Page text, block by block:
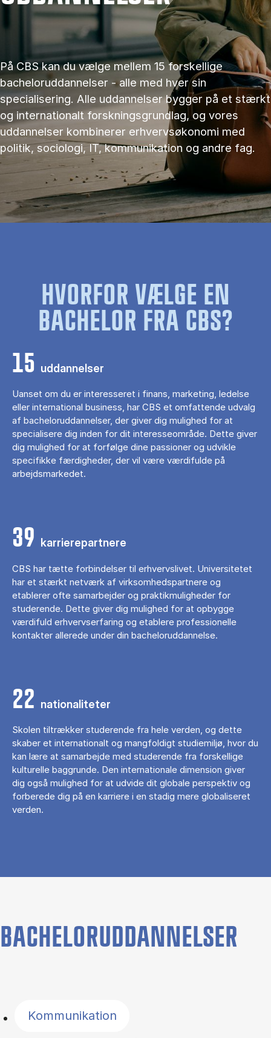
På CBS kan du vælge mellem 15 forskellige
bacheloruddannelser - alle med hver sin
specialisering. Alle uddannelser bygger på et stærkt
og internationalt forskningsgrundlag, og vores
uddannelser kombinerer erhvervsøkonomi med
politik, sociologi, IT, kommunikation og andre fag.
HVORFOR VÆLGE EN
BACHELOR FRA CBS?
15 uddannelser
Uanset om du er interesseret i finans, marketing, ledelse
eller international business, har CBS et omfattende udvalg
af bacheloruddannelser, der giver dig mulighed for at
specialisere dig inden for dit interesseområde. Dette giver
dig mulighed for at forfølge dine passioner og udvikle
specifikke færdigheder, der vil være værdifulde på
arbejdsmarkedet.
39 karrierepartnere
CBS har tætte forbindelser til erhvervslivet. Universitetet
har et stærkt netværk af virksomhedspartnere og
etablerer ofte samarbejder og praktikmuligheder for
studerende. Dette giver dig mulighed for at opbygge
værdifuld erhvervserfaring og etablere professionelle
kontakter allerede under din bacheloruddannelse.
22 nationaliteter
Skolen tiltrækker studerende fra hele verden, og dette
skaber et internationalt og mangfoldigt studiemiljø, hvor du
kan lære at samarbejde med studerende fra forskellige
kulturelle baggrunde. Den internationale dimension giver
dig også mulighed for at udvide dit globale perspektiv og
forberede dig på en karriere i en stadig mere globaliseret
verden.
BACHELORUDDANNELSER
Kommunikation